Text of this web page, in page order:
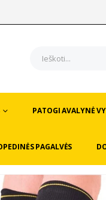
PATOGI AVALYNĖ
PAGALVĖS